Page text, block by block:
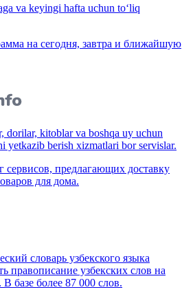
va keyingi hafta uchun to‘liq
на сегодня, завтра и ближайшую
kitoblar va boshqa uy uchun
yetkazib berish xizmatlari bor servislar.
предлагающих доставку
для дома.
словарь узбекского языка
правописание узбекских слов на
базе более 87 000 слов.